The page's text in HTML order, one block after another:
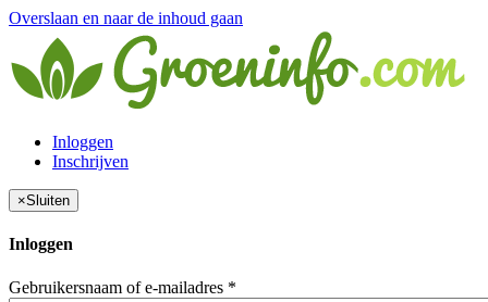
Overslaan en naar de inhoud gaan
Inloggen
Inschrijven
×Sluiten
Inloggen
Gebruikersnaam of e-mailadres *